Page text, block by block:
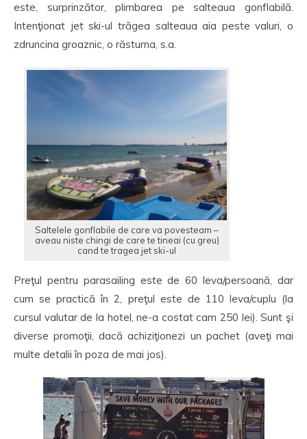
este, surprinzător, plimbarea pe salteaua gonflabilă.
Intenţionat jet ski-ul trăgea salteaua aia peste valuri, o
zdruncina groaznic, o răsturna, s.a.
Saltelele gonflabile de care va povesteam –
aveau niste chingi de care te tineai (cu greu)
cand te tragea jet ski-ul
Preţul pentru parasailing este de 60 leva/persoană, dar
cum se practică în 2, preţul este de 110 leva/cuplu (la
cursul valutar de la hotel, ne-a costat cam 250 lei). Sunt şi
diverse promoţii, dacă achiziţionezi un pachet (aveţi mai
multe detalii în poza de mai jos).